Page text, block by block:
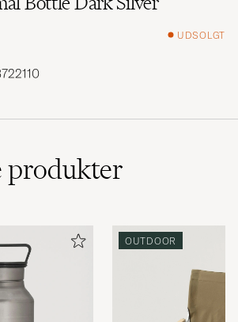
UDSOLGT
produkter
OUTDOOR